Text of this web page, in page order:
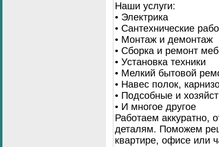
Наши услуги:
• Электрика
• Сантехнические
• Монтаж и демонтаж
• Сборка и ремонт
• Установка техники
• Мелкий бытовой
• Навес полок,
• Подсобные и
• И многое другое
Работаем аккуратно,
деталям. Поможем
квартире, офисе или